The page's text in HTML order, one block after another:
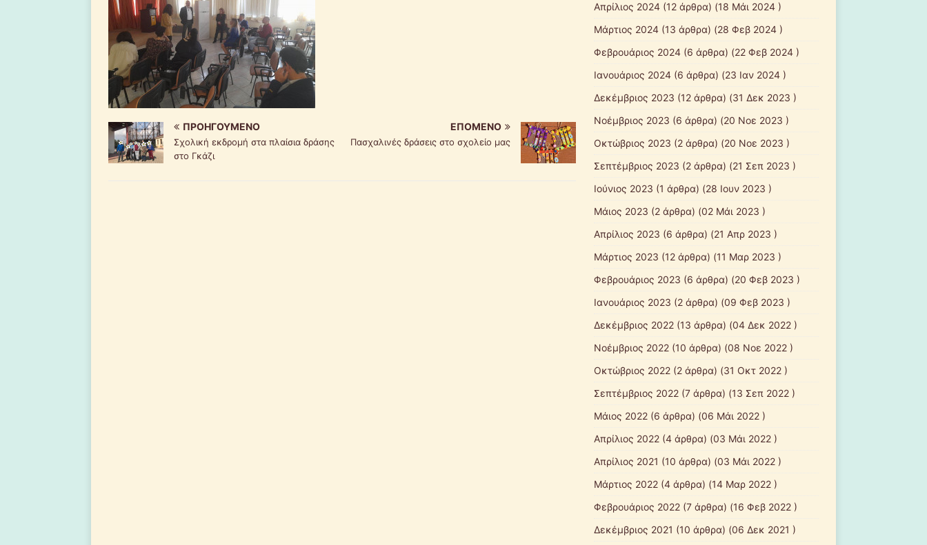
ΠΡΟΗΓΟΎΜΕΝΟ
Σχολική εκδρομή στα πλαίσια δράσης
στο Γκάζι
ΕΠΌΜΕΝΟ
Πασχαλινές δράσεις στο σχολείο μας
Απρίλιος 2024(12 άρθρα) (18 Μάι 2024 )
Μάρτιος 2024(13 άρθρα) (28 Φεβ 2024 )
Φεβρουάριος 2024(6 άρθρα) (22 Φεβ 2024 )
Ιανουάριος 2024(6 άρθρα) (23 Ιαν 2024 )
Δεκέμβριος 2023 (12 άρθρα) (31 Δεκ 2023 )
Νοέμβριος 2023 (6 άρθρα) (20 Νοε 2023 )
Οκτώβριος 2023 (2 άρθρα) (20 Νοε 2023 )
Σεπτέμβριος 2023 (2 άρθρα) (21 Σεπ 2023 )
Ιούνιος 2023 (1 άρθρα) (28 Ιουν 2023 )
Μάιος 2023 (2 άρθρα) (02 Μάι 2023 )
Απρίλιος 2023 (6 άρθρα) (21 Απρ 2023 )
Μάρτιος 2023 (12 άρθρα) (11 Μαρ 2023 )
Φεβρουάριος 2023 (6 άρθρα) (20 Φεβ 2023 )
Ιανουάριος 2023 (2 άρθρα) (09 Φεβ 2023 )
Δεκέμβριος 2022(13 άρθρα) (04 Δεκ 2022 )
Νοέμβριος 2022(10 άρθρα) (08 Νοε 2022 )
Οκτώβριος 2022(2 άρθρα) (31 Οκτ 2022 )
Σεπτέμβριος 2022(7 άρθρα) (13 Σεπ 2022 )
Μάιος 2022(6 άρθρα) (06 Μάι 2022 )
Απρίλιος 2022(4 άρθρα) (03 Μάι 2022 )
Απρίλιος 2021 (10 άρθρα) (03 Μάι 2022 )
Μάρτιος 2022(4 άρθρα) (14 Μαρ 2022 )
Φεβρουάριος 2022(7 άρθρα) (16 Φεβ 2022 )
Δεκέμβριος 2021 (10 άρθρα) (06 Δεκ 2021 )